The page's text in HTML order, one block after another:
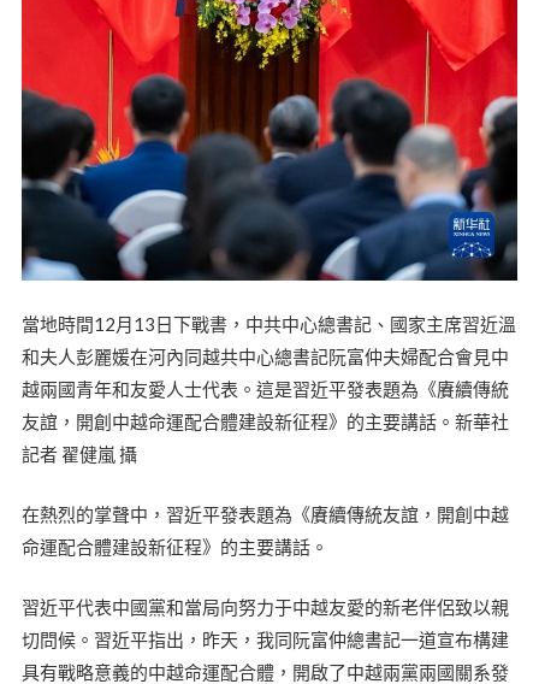
當地時間12月13日下戰書，中共中心總書記、國家主席習近溫
和夫人彭麗媛在河內同越共中心總書記阮富仲夫婦配合會見中
越兩國青年和友愛人士代表。這是習近平發表題為《賡續傳統
友誼，開創中越命運配合體建設新征程》的主要講話。新華社
記者 翟健嵐 攝
在熱烈的掌聲中，習近平發表題為《賡續傳統友誼，開創中越
命運配合體建設新征程》的主要講話。
習近平代表中國黨和當局向努力于中越友愛的新老伴侶致以親
切問候。習近平指出，昨天，我同阮富仲總書記一道宣布構建
具有戰略意義的中越命運配合體，開啟了中越兩黨兩國關系發